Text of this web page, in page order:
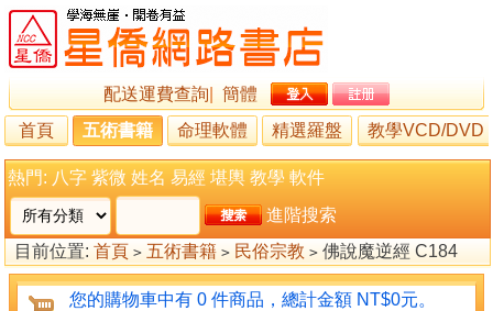
配送運費查詢
簡體
首頁
五術書籍 命理軟體 精選羅盤 教學VCD/DVD
熱門: 八字 紫微 姓名 易經 堪輿 教學 軟件
進階搜索
目前位置: 首頁 > 五術書籍 > 民俗宗教 > 佛說魔逆經 C184
您的購物車中有 0 件商品，總計金額 NT$0元。